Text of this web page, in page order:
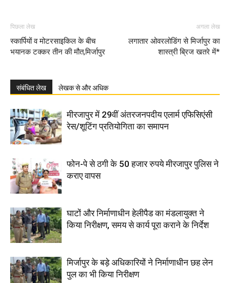
पिछला लेख
स्कार्पियों व मोटरसाइकिल के बीच
भयानक टक्कर तीन की मौत,मिर्जापुर
अगला लेख
लगातार ओवरलोडिंग से मिर्जापुर का
शास्त्री ब्रिज खतरे में*
संबंधित लेख लेखक से और अधिक
मीरजापुर में 29वीं अंतरजनपदीय एलार्म एफिसिएंसी
रेस/शूटिंग प्रतियोगिता का समापन
फोन-पे से ठगी के 50 हजार रुपये मीरजापुर पुलिस ने
कराए वापस
घाटों और निर्माणाधीन हेलीपैड का मंडलायुक्त ने
किया निरीक्षण, समय से कार्य पूरा कराने के निर्देश
मिर्जापुर के बड़े अधिकारियों ने निर्माणाधीन छह लेन
पुल का भी किया निरीक्षण